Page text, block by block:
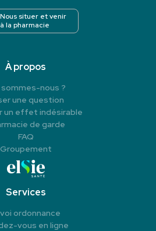
Nous situer et venir
à la pharmacie
À propos
sommes-nous ?
une question
un effet indésirable
de garde
FAQ
Groupement
Services
ordonnance
vous en ligne